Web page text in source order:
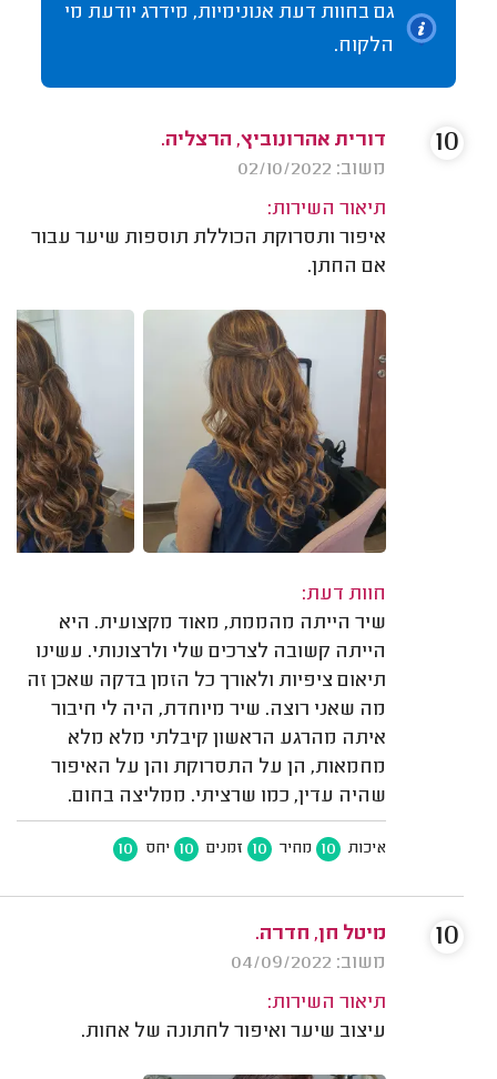
גם בחוות דעת אנונימיות, מידרג יודעת מי
הלקוח.
דורית אהרונוביץ, הרצליה.
משוב: 02/10/2022
תיאור השירות:
איפור ותסרוקת הכוללת תוספות שיער עבור
אם החתן.
חוות דעת:
שיר הייתה מהממת, מאוד מקצועית. היא
הייתה קשובה לצרכים שלי ולרצונותי. עשינו
תיאום ציפיות ולאורך כל הזמן בדקה שאכן זה
מה שאני רוצה. שיר מיוחדת, היה לי חיבור
איתה מהרגע הראשון קיבלתי מלא מלא
מחמאות, הן על התסרוקת והן על האיפור
שהיה עדין, כמו שרציתי. ממליצה בחום.
איכות 10 מחיר 10 זמנים 10 יחס 10
10
מיטל חן, חדרה.
משוב: 04/09/2022
תיאור השירות:
עיצוב שיער ואיפור לחתונה של אחות.
10